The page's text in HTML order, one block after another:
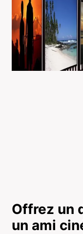
Offrez un
un ami